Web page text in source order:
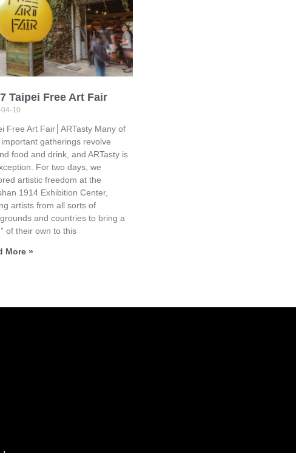
Taipei Free Art Fair
10
Free Art Fair│ARTasty Many of
important gatherings revolve
food and drink, and ARTasty is
For two days, we
artistic freedom at the
1914 Exhibition Center,
artists from all sorts of
and countries to bring a
of their own to this
More »